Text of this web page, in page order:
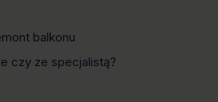
balkonu
czy ze specjalistą?